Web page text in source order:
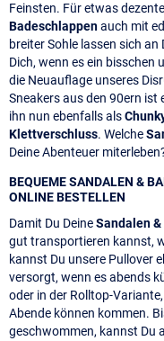
Feinsten. Für etwas
Badeschlappenauch mit
breiter Sohle lassen sich
Dich, wenn es ein bisschen
die Neuauflage unseres
Sneakers aus den 90ern ist
ihn nun ebenfalls als
Klettverschluss. Welche
Deine Abenteuer
BEQUEME SANDALEN &
ONLINE BESTELLEN
Damit Du DeineSandalen
gut transportieren kannst,
kannst Du unsere Pullover
versorgt, wenn es abends
oder in der Rolltop-
Abende können kommen.
geschwommen, kannst Du